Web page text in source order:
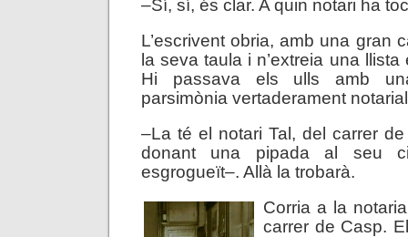
–Sí, sí, és clar. A quin notari ha
L’escrivent obria, amb una gran
la seva taula i n’extreia una
Hi passava els ulls amb
parsimònia vertaderament
–La té el notari Tal, del carrer
donant una pipada al seu
esgrogueït–. Allà la trobarà.
Corria a la
carrer de Casp.